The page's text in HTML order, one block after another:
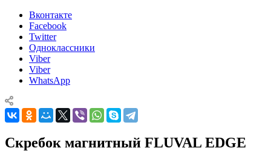
Вконтакте
Facebook
Twitter
Одноклассники
Viber
Viber
WhatsApp
Скребок магнитный FLUVAL EDGE